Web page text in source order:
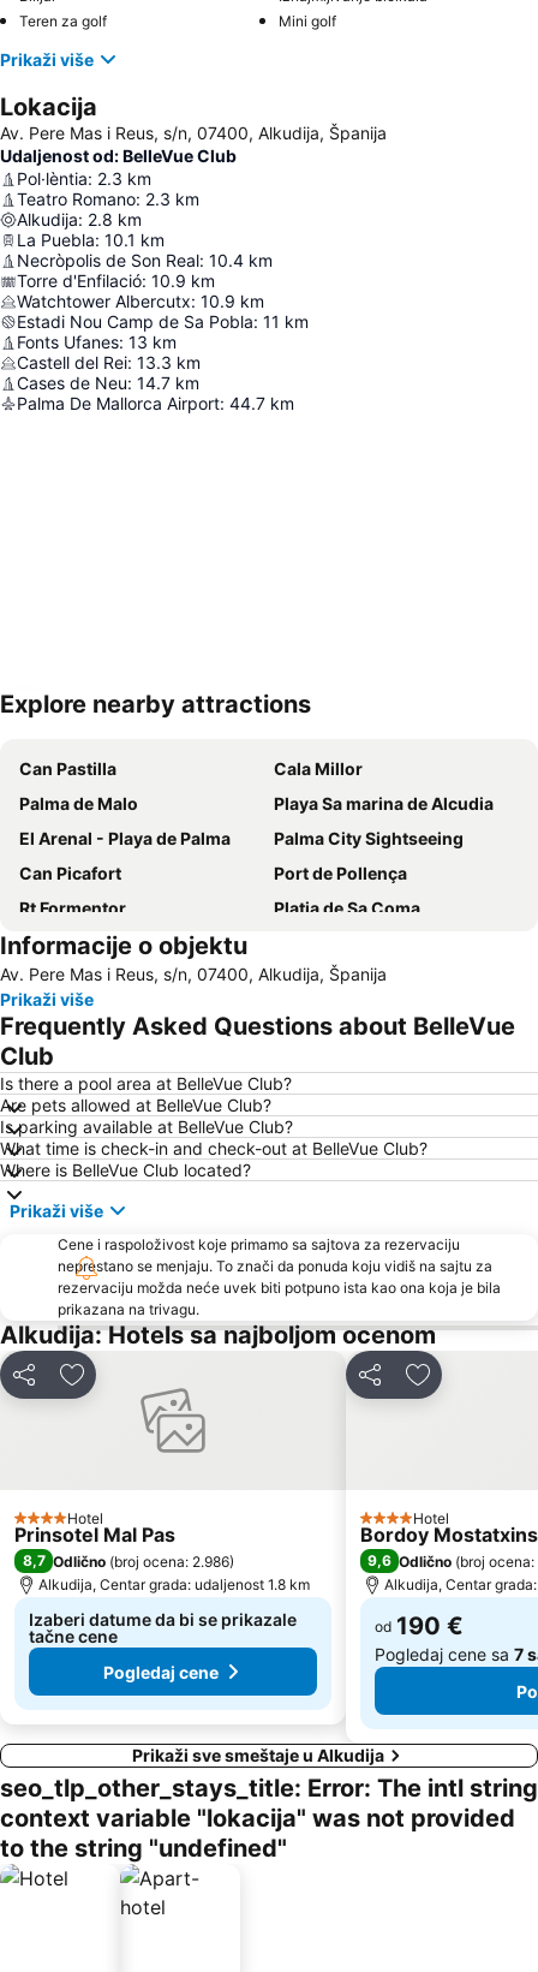
Teren za golf
Mini golf
Prikaži više
Lokacija
Av. Pere Mas i Reus, s/n, 07400, Alkudija, Španija
Udaljenost od: BelleVue Club
Pol·lèntia: 2.3 km
Teatro Romano: 2.3 km
Alkudija: 2.8 km
La Puebla: 10.1 km
Necròpolis de Son Real: 10.4 km
Torre d'Enfilació: 10.9 km
Watchtower Albercutx: 10.9 km
Estadi Nou Camp de Sa Pobla: 11 km
Fonts Ufanes: 13 km
Castell del Rei: 13.3 km
Cases de Neu: 14.7 km
Palma De Mallorca Airport: 44.7 km
Explore nearby attractions
Can Pastilla
Cala Millor
Palma de Malo
Playa Sa marina de Alcudia
El Arenal - Playa de Palma
Palma City Sightseeing
Can Picafort
Port de Pollença
Rt Formentor
Platja de Sa Coma
Portocristo
Playa Son Baulo
Vrelo Pareis
Platja d'Alcudia
Cala Estància
Ciudad Jardín
Informacije o objektu
Av. Pere Mas i Reus, s/n, 07400, Alkudija, Španija
Prikaži više
Frequently Asked Questions about BelleVue
Club
Is there a pool area at BelleVue Club?
Are pets allowed at BelleVue Club?
Is parking available at BelleVue Club?
What time is check-in and check-out at BelleVue Club?
Where is BelleVue Club located?
Prikaži više
Cene i raspoloživost koje primamo sa sajtova za rezervaciju
neprestano se menjaju. To znači da ponuda koju vidiš na sajtu za
rezervaciju možda neće uvek biti potpuno ista kao ona koja je bila
prikazana na trivagu.
Alkudija: Hotels sa najboljom ocenom
Deli Dodati u favorite
4 Zvezdice
Hotel
Prinsotel Mal Pas
8,7 Odlično (broj ocena: 2.986)
Alkudija, Centar grada: udaljenost 1.8 km
Izaberi datume da bi se prikazale
tačne cene
Pogledaj cene
Deli Dodati u
4 Zvezdice
Hotel
Bordoy
9,6 Odlično (broj ocena:
Alkudija, Centar
od 190 €
Pogledaj cene sa 7
Prikaži sve smeštaje u Alkudija
seo_tlp_other_stays_title: Error: The intl string
context variable "lokacija" was not provided
to the string "undefined"